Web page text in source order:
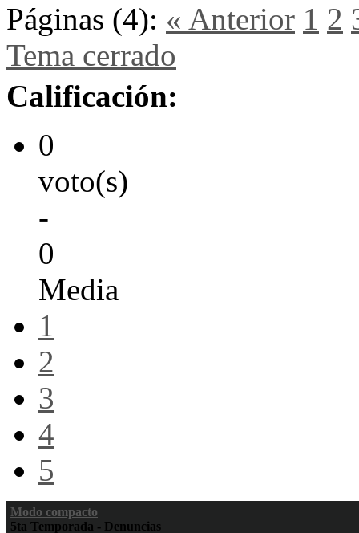
Páginas (4): « Anterior 1 2
Tema cerrado
Calificación:
0
voto(s)
-
0
Media
1
2
3
4
5
Modo compacto
5ta Temporada - Denuncias